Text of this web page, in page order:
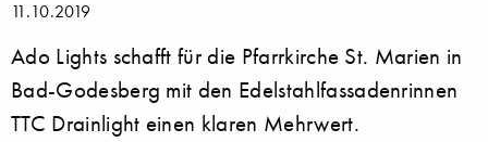
11.10.2019
Ado Lights schafft für die Pfarrkirche St. Marien in
Bad-Godesberg mit den Edelstahlfassadenrinnen
TTC Drainlight einen klaren Mehrwert.